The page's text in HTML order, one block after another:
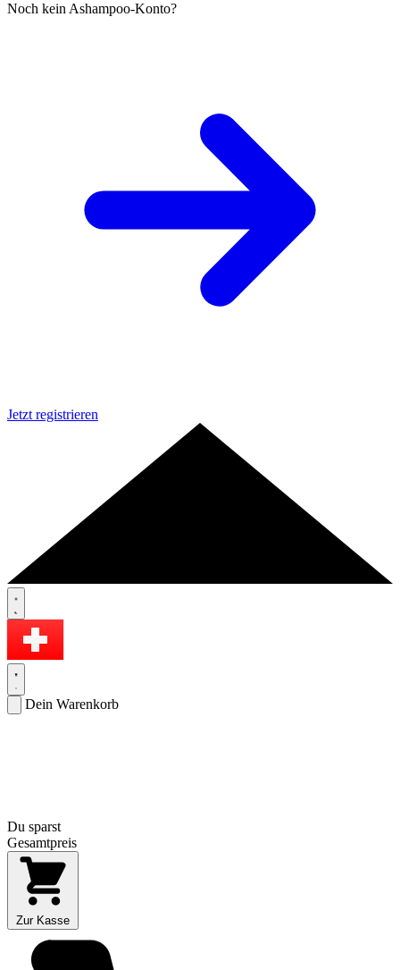
Noch kein Ashampoo-Konto?
Jetzt registrieren
Dein Warenkorb
Du sparst
Gesamtpreis
Zur Kasse